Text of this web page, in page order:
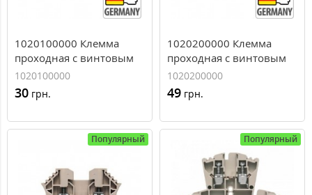
1020100000 Клемма
проходная с винтовым
зажимом Weidmuller
WDU 4, 4 мм.кв
1020100000
30 грн.
1020200000 Клемма
проходная с винтовым
зажимом Weidmuller
WDU 6, 6 мм.кв
1020200000
49 грн.
Популярный Популярный